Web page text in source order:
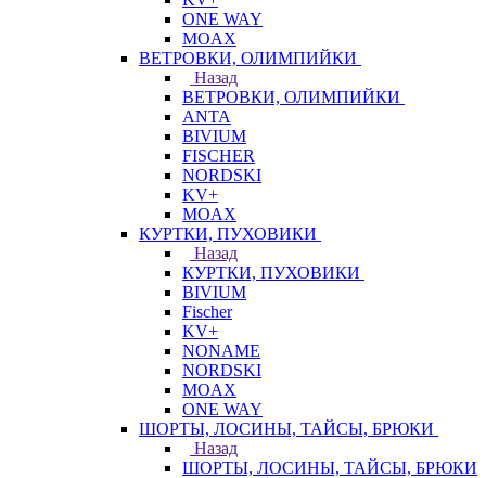
ONE WAY
MOAX
ВЕТРОВКИ, ОЛИМПИЙКИ
Назад
ВЕТРОВКИ, ОЛИМПИЙКИ
ANTA
BIVIUM
FISCHER
NORDSKI
KV+
MOAX
КУРТКИ, ПУХОВИКИ
Назад
КУРТКИ, ПУХОВИКИ
BIVIUM
Fischer
KV+
NONAME
NORDSKI
MOAX
ONE WAY
ШОРТЫ, ЛОСИНЫ, ТАЙСЫ, БРЮКИ
Назад
ШОРТЫ, ЛОСИНЫ, ТАЙСЫ, БРЮКИ